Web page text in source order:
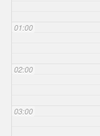
01:00
02:00
03:00